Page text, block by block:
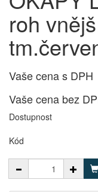
roh
Vaše cena s DPH
Vaše cena bez
Dostupnost
Kód